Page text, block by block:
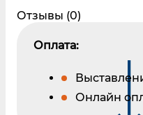
Отзывы (0)
Оплата:
Онлайн